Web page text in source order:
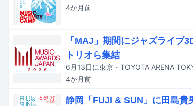
4か月前
「MAJ」期間にジャズライ
トリオら集結
4か月前
静岡「FUJI & SUN」に田島